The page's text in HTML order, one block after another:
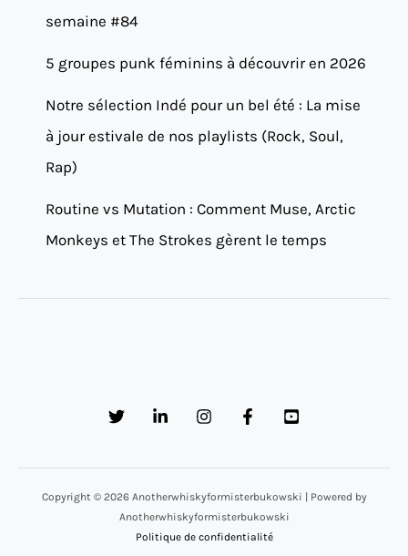
semaine #84
5 groupes punk féminins à découvrir en 2026
Notre sélection Indé pour un bel été : La mise
à jour estivale de nos playlists (Rock, Soul,
Rap)
Routine vs Mutation : Comment Muse, Arctic
Monkeys et The Strokes gèrent le temps
Copyright © 2026 Anotherwhiskyformisterbukowski | Powered by
Anotherwhiskyformisterbukowski
Politique de confidentialité